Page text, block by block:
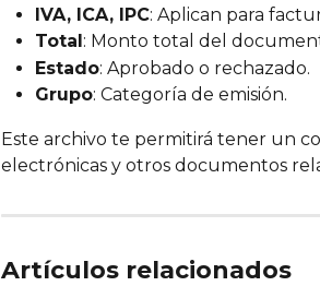
IVA, ICA, IPC: Aplican para
Total: Monto total del
Estado: Aprobado o rechazado.
Grupo: Categoría de emisión.
Este archivo te permitirá tener un
electrónicas y otros documentos
Artículos relacionados